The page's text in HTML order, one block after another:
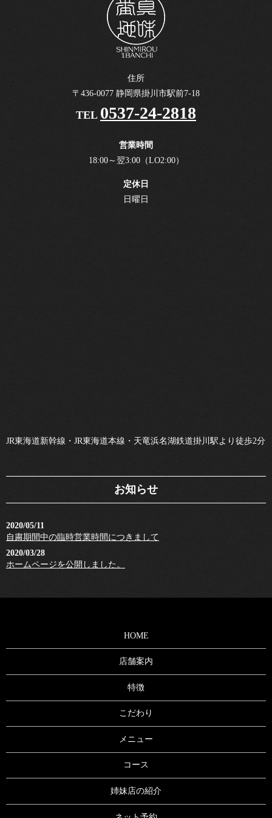
住所
〒436-0077 静岡県掛川市駅前7-18
TEL 0537-24-2818
営業時間
18:00～翌3:00（LO2:00）
定休日
日曜日
JR東海道新幹線・JR東海道本線・天竜浜名湖鉄道掛川駅より徒歩2分
お知らせ
2020/05/11
自粛期間中の臨時営業時間につきまして
2020/03/28
ホームページを公開しました。
HOME
店舗案内
特徴
こだわり
メニュー
コース
姉妹店の紹介